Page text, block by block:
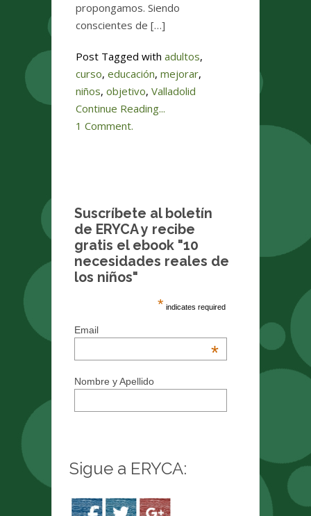
propongamos. Siendo
conscientes de […]
Post Tagged with adultos,
curso, educación, mejorar,
niños, objetivo, Valladolid
Continue Reading...
1 Comment.
Suscríbete al boletín
de ERYCA y recibe
gratis el ebook "10
necesidades reales de
los niños"
* indicates required
Email
*
Nombre y Apellido
Sigue a ERYCA: